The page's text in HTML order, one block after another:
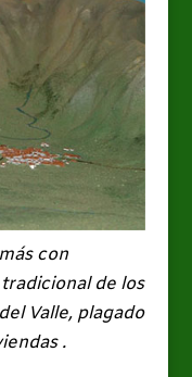
con
de los
Valle, plagado
.